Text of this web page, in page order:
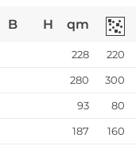
B H qm
228
220
280
300
93
80
187
160